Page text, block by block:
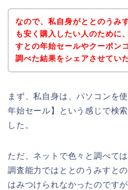
なので、私自身がととのうみ
も安く購入したい人のために
すとの年始セールやクーポン
調べた結果をシェアさせてい
まず、私自身は、パソコンを
年始セール】という感じで検
した。
ただ、ネットで色々と調べて
調査能力ではととのうみすと
はみつけられなかったのですが